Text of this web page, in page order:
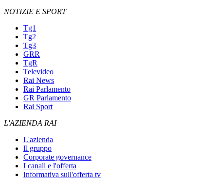
NOTIZIE E SPORT
Tg1
Tg2
Tg3
GRR
TgR
Televideo
Rai News
Rai Parlamento
GR Parlamento
Rai Sport
L'AZIENDA RAI
L'azienda
Il gruppo
Corporate governance
I canali e l'offerta
Informativa sull'offerta tv